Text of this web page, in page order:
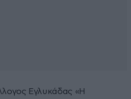
Εγλυκάδας «Η